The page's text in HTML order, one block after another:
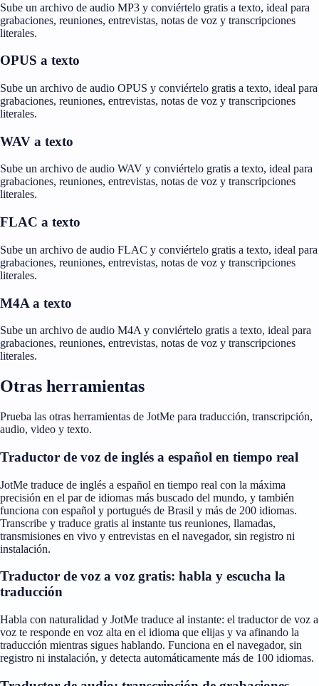
Sube un archivo de audio MP3 y conviértelo gratis a texto, ideal para
grabaciones, reuniones, entrevistas, notas de voz y transcripciones
literales.
OPUS a texto
Sube un archivo de audio OPUS y conviértelo gratis a texto, ideal para
grabaciones, reuniones, entrevistas, notas de voz y transcripciones
literales.
WAV a texto
Sube un archivo de audio WAV y conviértelo gratis a texto, ideal para
grabaciones, reuniones, entrevistas, notas de voz y transcripciones
literales.
FLAC a texto
Sube un archivo de audio FLAC y conviértelo gratis a texto, ideal para
grabaciones, reuniones, entrevistas, notas de voz y transcripciones
literales.
M4A a texto
Sube un archivo de audio M4A y conviértelo gratis a texto, ideal para
grabaciones, reuniones, entrevistas, notas de voz y transcripciones
literales.
Otras herramientas
Prueba las otras herramientas de JotMe para traducción, transcripción,
audio, video y texto.
Traductor de voz de inglés a español en tiempo real
JotMe traduce de inglés a español en tiempo real con la máxima
precisión en el par de idiomas más buscado del mundo, y también
funciona con español y portugués de Brasil y más de 200 idiomas.
Transcribe y traduce gratis al instante tus reuniones, llamadas,
transmisiones en vivo y entrevistas en el navegador, sin registro ni
instalación.
Traductor de voz a voz gratis: habla y escucha la
traducción
Habla con naturalidad y JotMe traduce al instante: el traductor de voz a
voz te responde en voz alta en el idioma que elijas y va afinando la
traducción mientras sigues hablando. Funciona en el navegador, sin
registro ni instalación, y detecta automáticamente más de 100 idiomas.